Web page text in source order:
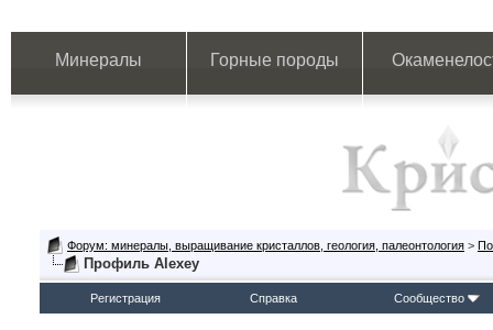
Минералы Горные породы
Форум: минералы, выращивание кристаллов, геология, палеонтология >
Профиль Alexey
Регистрация Справка Сообщество